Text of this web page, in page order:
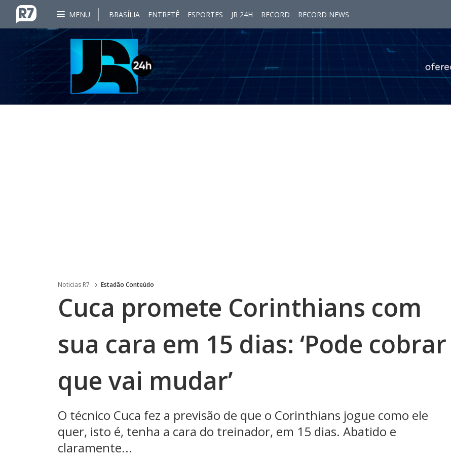
MENU BRASÍLIA ENTRETÊ ESPORTES JR 24H RECORD RECORD NEWS
Noticias R7 Estadão Conteúdo
Cuca promete Corinthians com
sua cara em 15 dias: ‘Pode cobrar
que vai mudar’
O técnico Cuca fez a previsão de que o Corinthians jogue como ele
quer, isto é, tenha a cara do treinador, em 15 dias. Abatido e
claramente...